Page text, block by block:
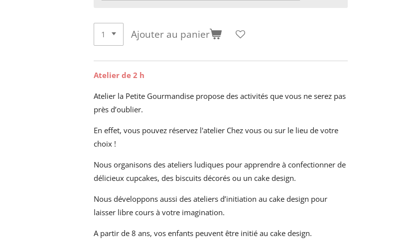
Ajouter au panier
Atelier de 2 h
Atelier la Petite Gourmandise propose des activités que vous ne serez pas
près d’oublier.
En effet, vous pouvez réservez l'atelier Chez vous ou sur le lieu de votre
choix !
Nous organisons des ateliers ludiques pour apprendre à confectionner de
délicieux cupcakes, des biscuits décorés ou un cake design.
Nous développons aussi des ateliers d’initiation au cake design pour
laisser libre cours à votre imagination.
A partir de 8 ans, vos enfants peuvent être initié au cake design.